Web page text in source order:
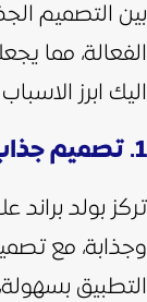
بين التصميم
الفعالة، مما
اليك ابرز
1. تصميم جذاب وتجربة مستخدم سلسة
تركز بولد
وجذابة، مع
التطبيق